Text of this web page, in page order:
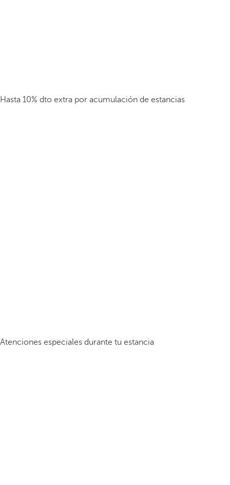
Hasta 10% dto extra por acumulación de estancias
Atenciones especiales durante tu estancia